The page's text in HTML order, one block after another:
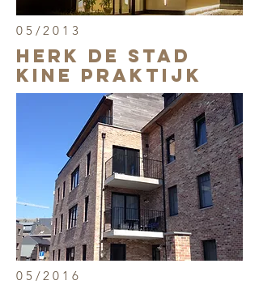
05/2013
Herk de stad
KINE PRAKTIJK
05/2016